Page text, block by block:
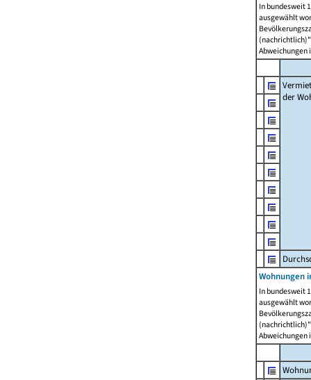
In bundesweit
ausgewählt
Abweichungen
der
Wohnungen
In bundesweit
ausgewählt
Abweichungen